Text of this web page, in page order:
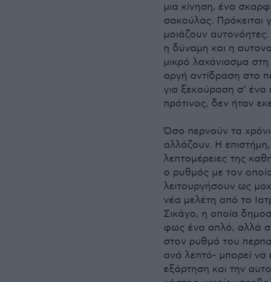
μια κίνηση, ένα
σακούλας. Πρόκειται
μοιάζουν
η δύναμη και η
μικρό λαχάνιασμα
αργή αντίδραση στο
για ξεκούραση σ’ ένα
πρότινος, δεν ήταν
Όσο περνούν τα
αλλάζουν. Η
λεπτομέρειες της
ο ρυθμός με τον
λειτουργήσουν ως
νέα μελέτη από το
Σικάγο, η οποία
φως ένα απλό, αλλά
στον ρυθμό του
ανά λεπτό- μπορεί
εξάρτηση και την